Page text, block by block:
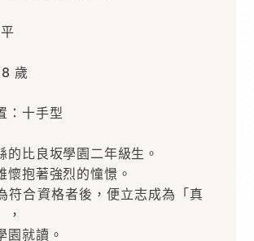
歲
：十手型
的比良坂學園二年級生。
懷抱著強烈的憧憬。
符合資格者後，便立志成為「真
，
園就讀。